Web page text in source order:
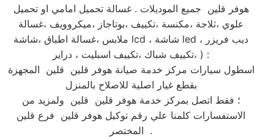
هوفر قلين جميع الموديلات . غسالة تحميل امامي او تحميل
علوي ،ثلاجة ،مكنسة ،تكييف ،بوتاجاز ،ميكروويف ،غسالة
ملابس ،غسالة اطباق ،شاشة lcd ، شاشة led ، ديب فريزر
،تكييف شباك ،تكييف اسبليت ، دراير ) :
اسطول سيارات مركز خدمة صيانة هوفر قلين قلين المجهزة
بقطع غيار اصلية للاصلاح بالمنزل
؛ فقط اتصل بمركز خدمة هوفر قلين قلين ولمزيد من
الاستفسارات كلمنا علي رقم توكيل هوفر قلين فرع قلين
المختصر .